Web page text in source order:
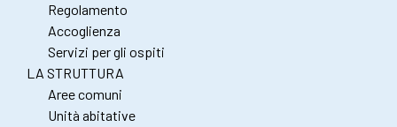
Regolamento
Accoglienza
Servizi per gli ospiti
LA STRUTTURA
Aree comuni
Unità abitative